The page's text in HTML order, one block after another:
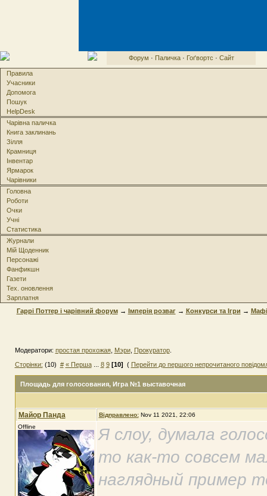
Форум · Паличка· Гоґвортс · Сайт
Правила
Учасники
Допомога
Пошук
HelpDesk
Чарівна паличка
Книга заклинань
Зілля
Крамниця
Інвентар
Ярмарок
Чарівники
Головна
Роботи
Очки
Учні
Статистика
Журнали
Мій Щоденник
Персонажі
Фанфикшн
Газети
Тех. оновлення
Зарплатня
Гаррі Поттер і чарівний форум→ Імперія розваг→ Конкурси та Iгри →
Модератори: простая прохожая, Мэри, Прокуратор.
Сторінки: (10) # « Перша... 8 9 [10] ( Перейти до першого непрочитаного
Площадь для голосования, Игра №1 выставочная
Майор Панда Відправлено: Nov 11 2021, 22:06
Offline
Я слоу, думала
то как-то совсем
наглядный пример